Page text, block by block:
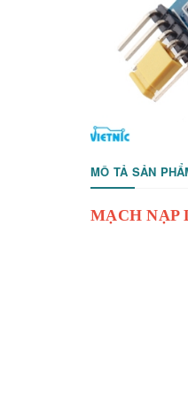
MÔ TẢ SẢN
MẠCH NẠP